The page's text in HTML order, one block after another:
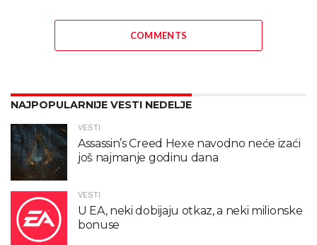
COMMENTS
NAJPOPULARNIJE VESTI NEDELJE
VESTI
Assassin’s Creed Hexe navodno neće izaći
još najmanje godinu dana
VESTI
U EA, neki dobijaju otkaz, a neki milionske
bonuse